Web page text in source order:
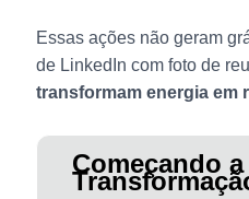
Essas ações não geram
de LinkedIn com foto de
transformam energia em
Começando a